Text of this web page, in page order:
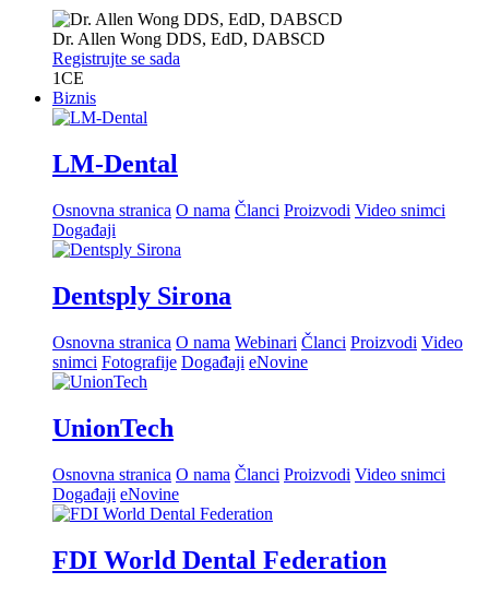
Dr. Allen Wong DDS, EdD, DABSCD
Registrujte se sada
1CE
Biznis
LM-Dental
Osnovna stranica O nama Članci Proizvodi Video snimci
Događaji
Dentsply Sirona
Osnovna stranica O nama Webinari Članci Proizvodi Video
snimci Fotografije Događaji eNovine
UnionTech
Osnovna stranica O nama Članci Proizvodi Video snimci
Događaji eNovine
FDI World Dental Federation